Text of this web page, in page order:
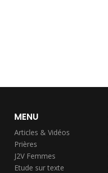
MENU
Articles & Vidéos
Prières
J2V Femmes
Etude sur texte